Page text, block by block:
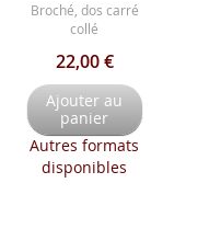
Broché, dos carré
collé
22,00 €
Ajouter au
panier
Autres formats
disponibles